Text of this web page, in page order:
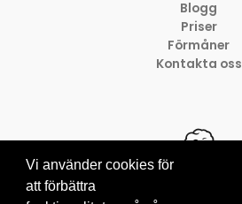
Blogg
Priser
Förmåner
Kontakta oss
Vi använder cookies för
att förbättra